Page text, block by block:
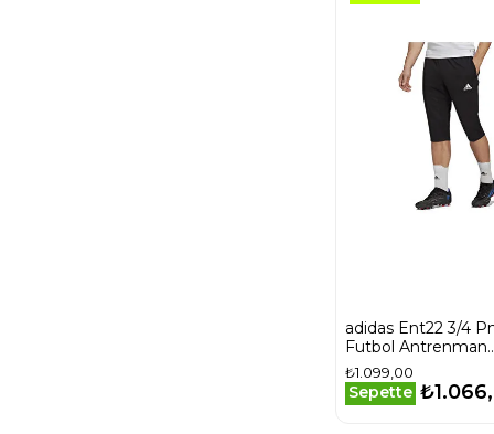
adidas Ent22 3/4
Futbol Antrenman
Eşofman Altı
₺1.099,00
Sepette